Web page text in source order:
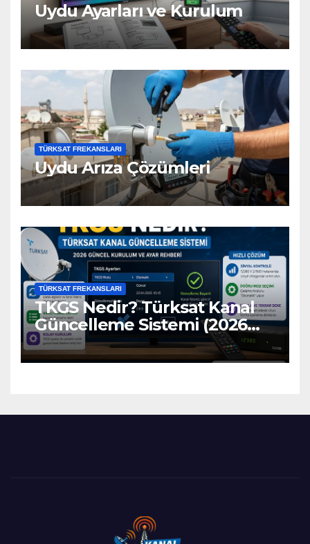
Uydu Ayarları ve Kurulum
TÜRKSAT FREKANSLARI
Uydu Arıza Çözümleri
TÜRKSAT FREKANSLARI
TKGS Nedir? Türksat Kanal
Güncelleme Sistemi (2026
Ayarları)